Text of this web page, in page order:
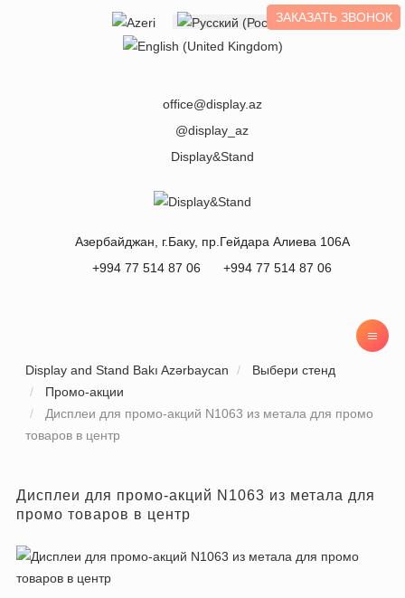
ЗАКАЗАТЬ ЗВОНОК
office@display.az
@display_az
Display&Stand
Азербайджан , г.Баку, пр.Гейдара Алиева 106А
+994 77 514 87 06
+994 77 514 87 06
Display and Stand Bakı Azərbaycan
Выбери стенд
Промо-акции
Дисплеи для промо-акций N1063 из метала для промо
товаров в центр
Дисплеи для промо-акций N1063 из метала для
промо товаров в центр